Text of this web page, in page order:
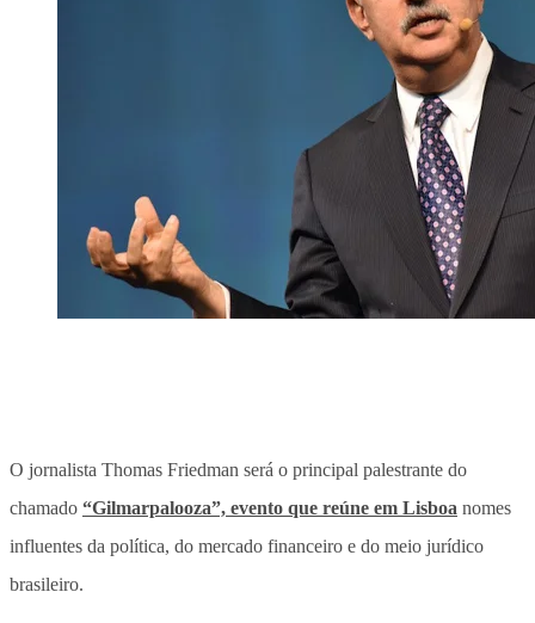
O jornalista Thomas Friedman será o principal palestrante do
chamado “Gilmarpalooza”, evento que reúne em Lisboa nomes
influentes da política, do mercado financeiro e do meio jurídico
brasileiro.